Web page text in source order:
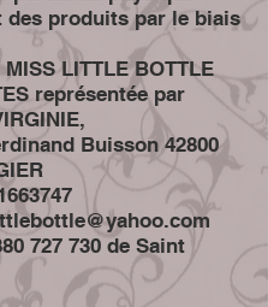
des produits par le biais
LITTLE BOTTLE
représentée par
Buisson 42800
727 730 de Saint